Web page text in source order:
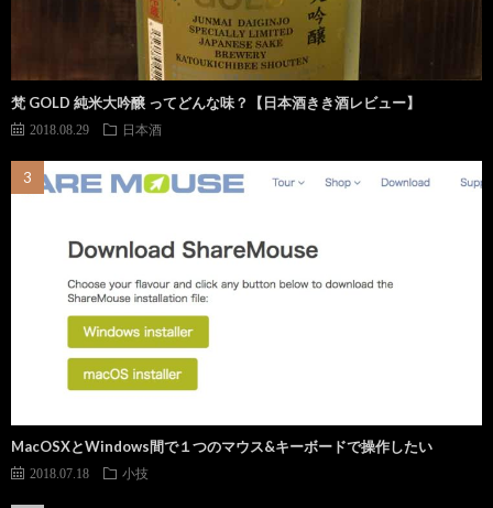
梵 GOLD 純米大吟醸 ってどんな味？【日本酒きき酒レビュー】
2018.08.29 日本酒
MacOSXとWindows間で１つのマウス&キーボードで操作したい
2018.07.18 小技